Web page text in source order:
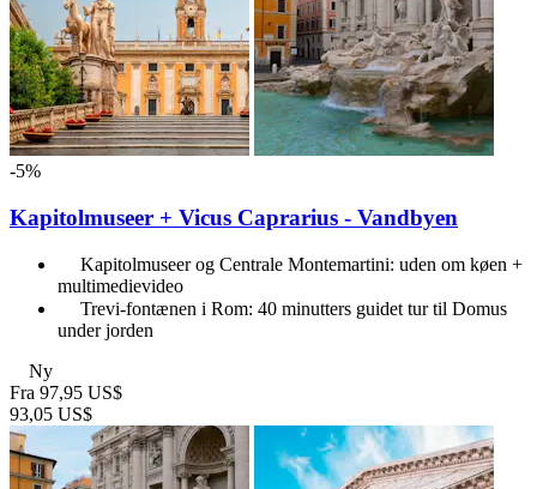
-5%
Kapitolmuseer + Vicus Caprarius - Vandbyen
Kapitolmuseer og Centrale Montemartini: uden om køen +
multimedievideo
Trevi-fontænen i Rom: 40 minutters guidet tur til Domus
under jorden
Ny
Fra 97,95 US$
93,05 US$